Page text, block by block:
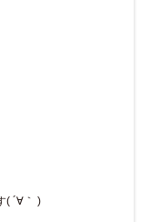
( ´∀｀ )